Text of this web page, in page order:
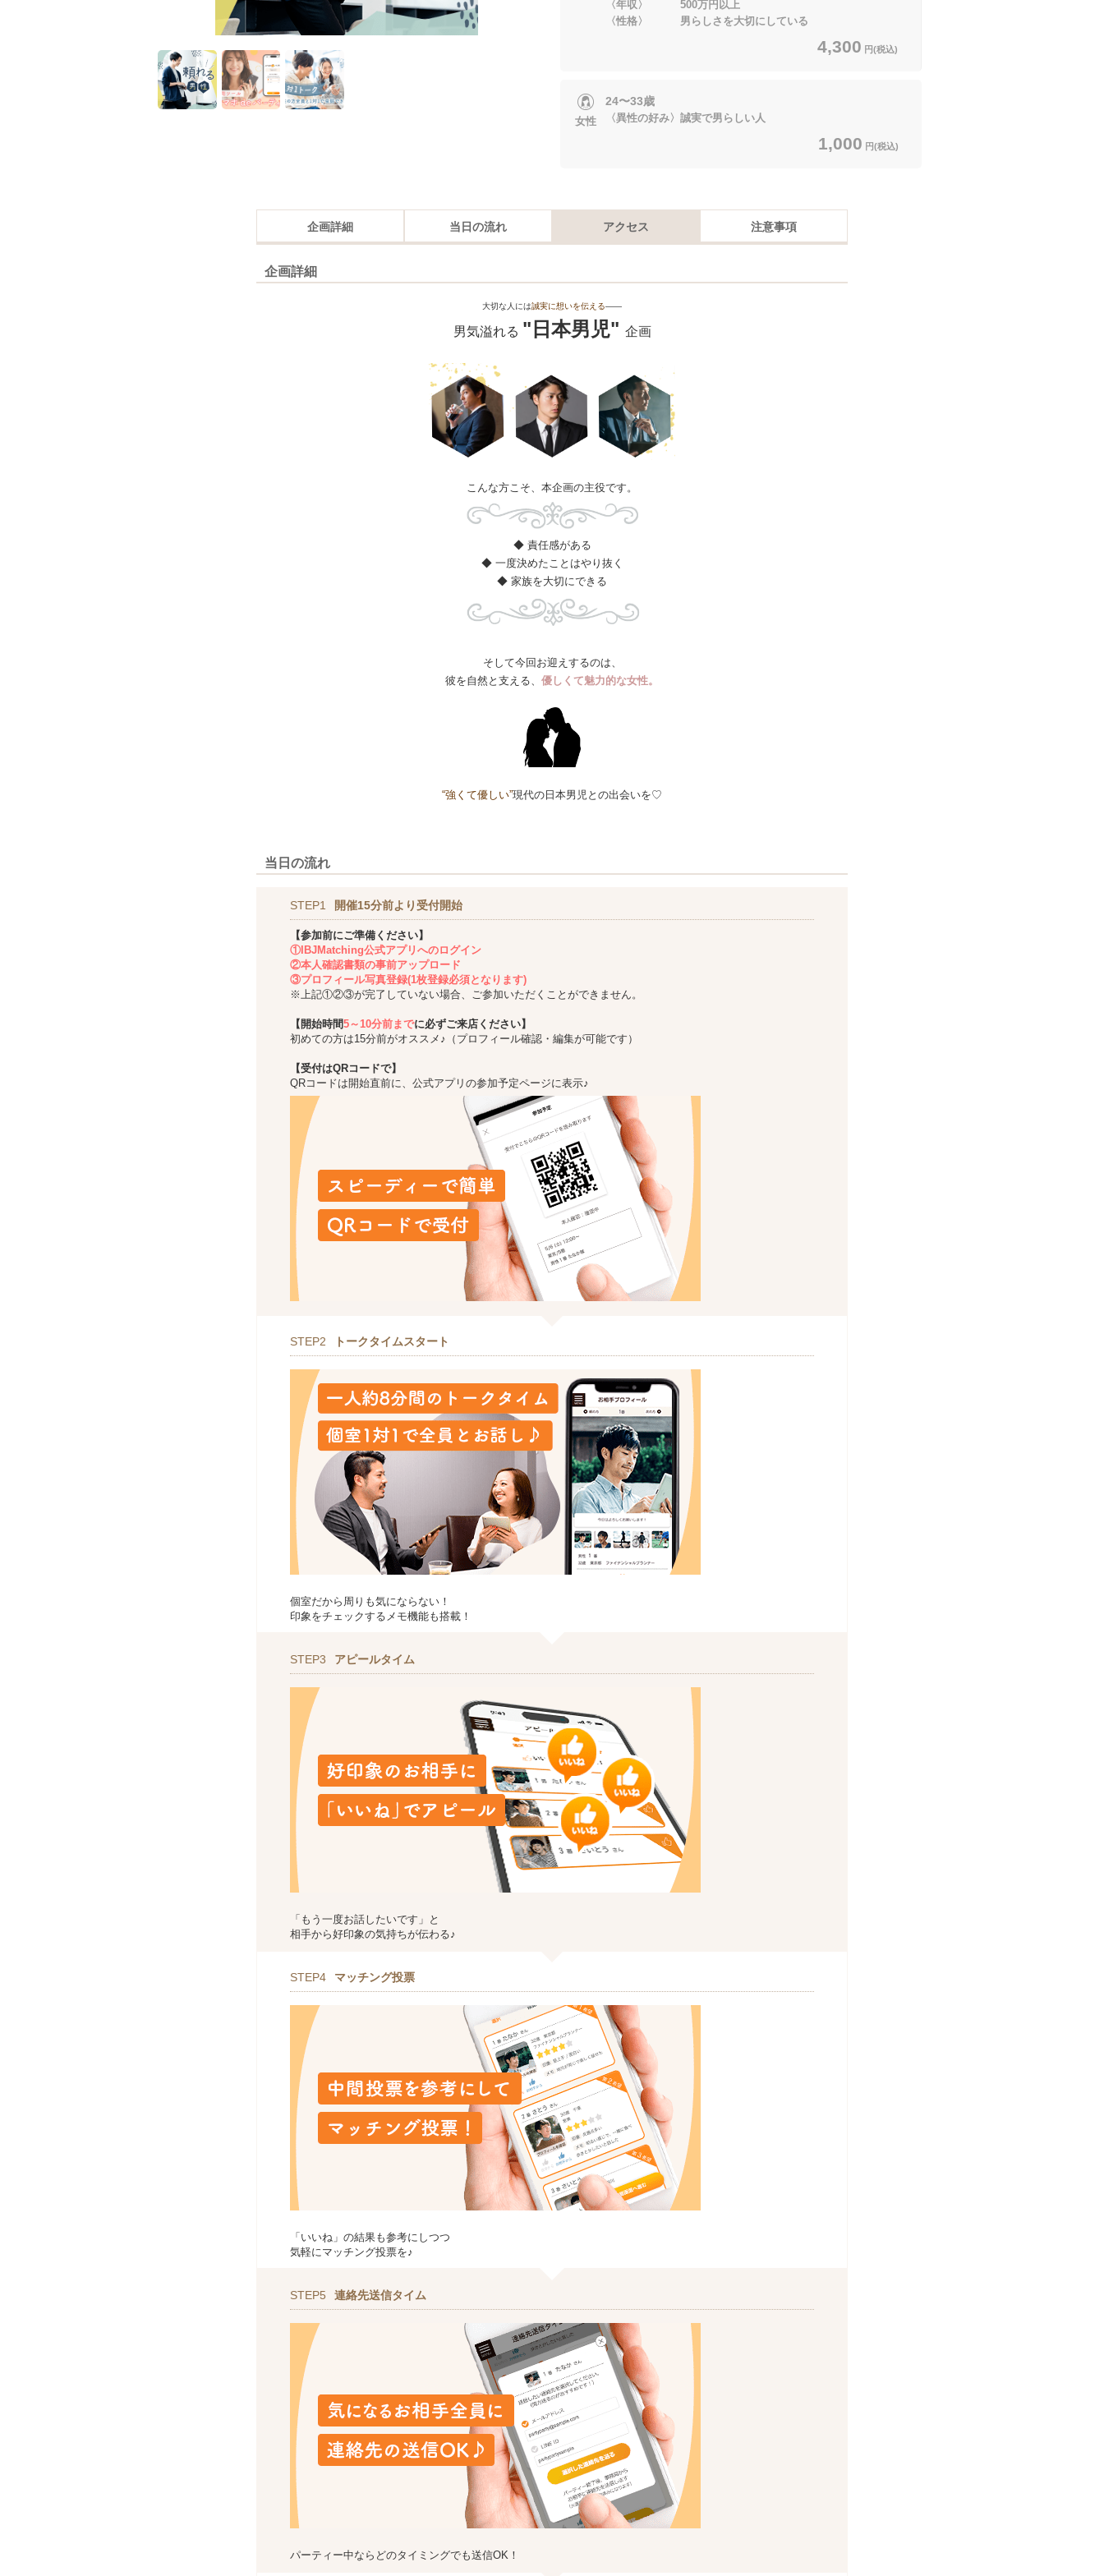
〈年収〉 500万円以上
〈性格〉 男らしさを大切にしている
4,300 円(税込)
女性
24〜33歳
〈異性の好み〉誠実で男らしい人
1,000 円(税込)
企画詳細 当日の流れ アクセス 注意事項
企画詳細
大切な人には誠実に想いを伝える――
男気溢れる "日本男児" 企画
​​​​​​こんな方こそ、本企画の主役です。
◆ 責任感がある
◆ 一度決めたことはやり抜く
◆ 家族を大切にできる
そして今回お迎えするのは、
彼を自然と支える、 優しくて魅力的な女性。
“強くて優しい”現代の日本男児との出会いを♡
当日の流れ
STEP1 開催15分前より受付開始
【参加前にご準備ください】
①IBJMatching公式アプリへのログイン
②本人確認書類の事前アップロード
③プロフィール写真登録(1枚登録必須となります)
※上記①②③が完了していない場合、ご参加いただくことができません。
【開始時間5～10分前までに必ずご来店ください】
初めての方は15分前がオススメ♪（プロフィール確認・編集が可能です）
【受付はQRコードで】
QRコードは開始直前に、公式アプリの参加予定ページに表示♪
STEP2 トークタイムスタート
個室だから周りも気にならない！
印象をチェックするメモ機能も搭載！
STEP3 アピールタイム
「もう一度お話したいです」と
相手から好印象の気持ちが伝わる♪
STEP4 マッチング投票
「いいね」の結果も参考にしつつ
気軽にマッチング投票を♪
STEP5 連絡先送信タイム
パーティー中ならどのタイミングでも送信OK！